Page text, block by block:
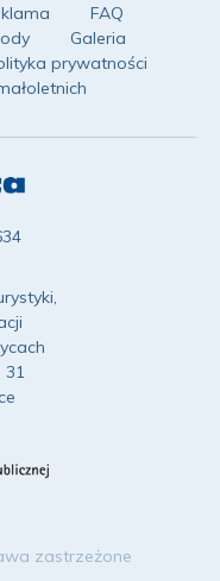
FAQ
Galeria
prywatności
31
zastrzeżone